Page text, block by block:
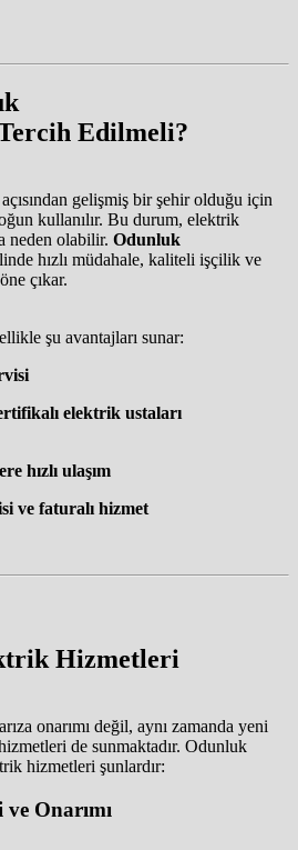
Edilmeli?
gelişmiş bir şehir olduğu için
kullanılır. Bu durum, elektrik
neden olabilir. Odunluk
hızlı müdahale, kaliteli işçilik ve
çıkar.
şu avantajları sunar:
elektrik ustaları
hızlı ulaşım
ve faturalı hizmet
Hizmetleri
onarımı değil, aynı zamanda yeni
de sunmaktadır. Odunluk
hizmetleri şunlardır:
Onarımı